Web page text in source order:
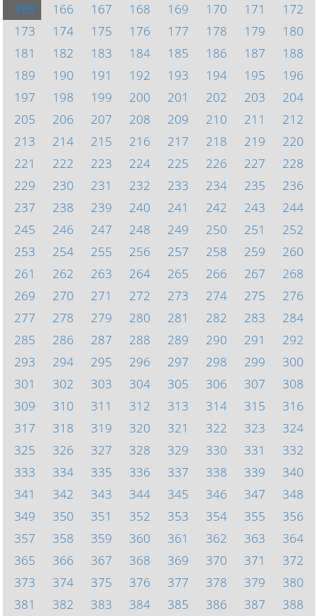
165
166 167 168 169 170 171
172
173
174 175 176 177 178 179
180
181
182 183 184 185 186 187
188
189
190 191 192 193 194 195
196
197
198 199 200 201 202 203
204
205
206 207 208 209 210 211
212
213
214 215 216 217 218 219
220
221
222 223 224 225 226 227
228
229
230 231 232 233 234 235
236
237
238 239 240 241 242 243
244
245
246 247 248 249 250 251
252
253
254 255 256 257 258 259
260
261
262 263 264 265 266 267
268
269
270 271 272 273 274 275
276
277
278 279 280 281 282 283
284
285
286 287 288 289 290 291
292
293
294 295 296 297 298 299
300
301
302 303 304 305 306 307
308
309
310 311 312 313 314 315
316
317
318 319 320 321 322 323
324
325
326 327 328 329 330 331
332
333
334 335 336 337 338 339
340
341
342 343 344 345 346 347
348
349
350 351 352 353 354 355
356
357
358 359 360 361 362 363
364
365
366 367 368 369 370 371
372
373
374 375 376 377 378 379
380
381
382 383 384 385 386 387 388